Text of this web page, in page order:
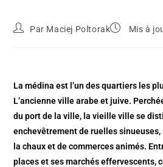
Par Maciej Poltorak Mis à
La médina est l’un des quartiers les
L’ancienne ville arabe et juive.
du port de la ville, la vieille ville se
enchevêtrement de ruelles
la chaux et de commerces animés.
places et ses marchés effervescents,